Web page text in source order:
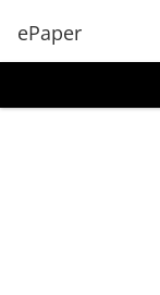
ePaper